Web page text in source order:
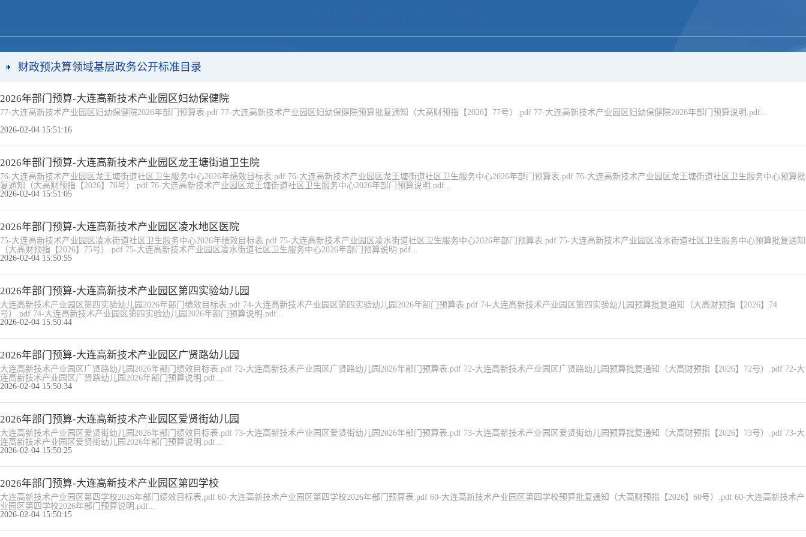
财政预决算领域基层政务公开标准目录
2026年部门预算-大连高新技术产业园区妇幼保健院
77-大连高新技术产业园区妇幼保健院2026年部门预算表.pdf 77-大连高新技术产业园区妇幼保健院预算批复通知（大高财预指【2026】77号）.pdf 77-大连高新技术产业园区妇幼保健院2026年部门预算说明.pdf...
2026-02-04 15:51:16
2026年部门预算-大连高新技术产业园区龙王塘街道卫生院
76-大连高新技术产业园区龙王塘街道社区卫生服务中心2026年绩效目标表.pdf 76-大连高新技术产业园区龙王塘街道社区卫生服务中心2026年部门预算表.pdf 76-大连高新技术产业园区龙王塘街道社区卫生服务中心预算批
复通知（大高财预指【2026】76号）.pdf 76-大连高新技术产业园区龙王塘街道社区卫生服务中心2026年部门预算说明.pdf...
2026-02-04 15:51:05
2026年部门预算-大连高新技术产业园区凌水地区医院
75-大连高新技术产业园区凌水街道社区卫生服务中心2026年绩效目标表.pdf 75-大连高新技术产业园区凌水街道社区卫生服务中心2026年部门预算表.pdf 75-大连高新技术产业园区凌水街道社区卫生服务中心预算批复通知
（大高财预指【2026】75号）.pdf 75-大连高新技术产业园区凌水街道社区卫生服务中心2026年部门预算说明.pdf...
2026-02-04 15:50:55
2026年部门预算-大连高新技术产业园区第四实验幼儿园
大连高新技术产业园区第四实验幼儿园2026年部门绩效目标表.pdf 74-大连高新技术产业园区第四实验幼儿园2026年部门预算表.pdf 74-大连高新技术产业园区第四实验幼儿园预算批复通知（大高财预指【2026】74
号）.pdf 74-大连高新技术产业园区第四实验幼儿园2026年部门预算说明.pdf...
2026-02-04 15:50:44
2026年部门预算-大连高新技术产业园区广贤路幼儿园
大连高新技术产业园区广贤路幼儿园2026年部门绩效目标表.pdf 72-大连高新技术产业园区广贤路幼儿园2026年部门预算表.pdf 72-大连高新技术产业园区广贤路幼儿园预算批复通知（大高财预指【2026】72号）.pdf 72-大
连高新技术产业园区广贤路幼儿园2026年部门预算说明.pdf...
2026-02-04 15:50:34
2026年部门预算-大连高新技术产业园区爱贤街幼儿园
大连高新技术产业园区爱贤街幼儿园2026年部门绩效目标表.pdf 73-大连高新技术产业园区爱贤街幼儿园2026年部门预算表.pdf 73-大连高新技术产业园区爱贤街幼儿园预算批复通知（大高财预指【2026】73号）.pdf 73-大
连高新技术产业园区爱贤街幼儿园2026年部门预算说明.pdf...
2026-02-04 15:50:25
2026年部门预算-大连高新技术产业园区第四学校
大连高新技术产业园区第四学校2026年部门绩效目标表.pdf 60-大连高新技术产业园区第四学校2026年部门预算表.pdf 60-大连高新技术产业园区第四学校预算批复通知（大高财预指【2026】60号）.pdf 60-大连高新技术产
业园区第四学校2026年部门预算说明.pdf...
2026-02-04 15:50:15